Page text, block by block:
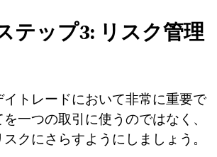
テップ3: リスク管理
イトレードにおいて非常に重要で
一つの取引に使うのではなく、
クにさらすようにしましょう。